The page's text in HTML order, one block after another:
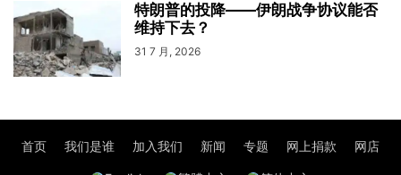
特朗普的投降——伊朗战争协议能否
维持下去？
31 7 月, 2026
首页 我们是谁 加入我们 新闻 专题 网上捐款 网店